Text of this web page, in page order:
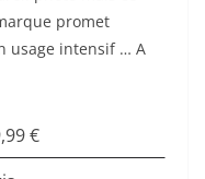
promet
usage intensif … A
€